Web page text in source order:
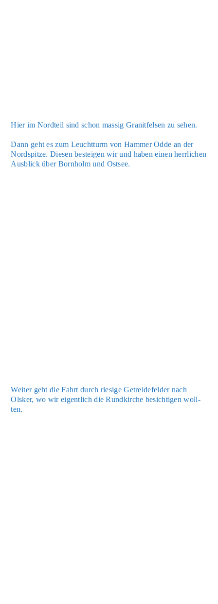
Hier im Nord­teil sind schon mas­sig Gra­nit­fel­sen zu sehen.
Dann geht es zum Leucht­turm von Ham­mer Odde an der
Nord­spit­ze. Die­sen bestei­gen wir und haben einen herr­li­chen
Aus­blick über Born­holm und Ost­see.
Wei­ter geht die Fahrt durch rie­si­ge Getrei­de­fel­der nach
Olsker, wo wir eigent­lich die Rund­kir­che besich­ti­gen woll­
ten.